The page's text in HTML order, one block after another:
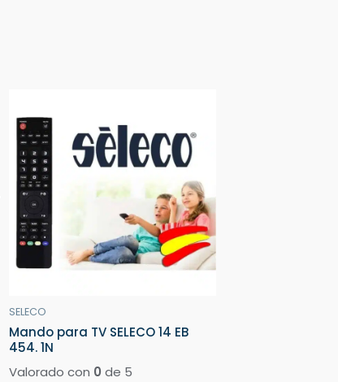
SELECO
Mando para TV SELECO 14 EB
454. 1N
Valorado con 0 de 5